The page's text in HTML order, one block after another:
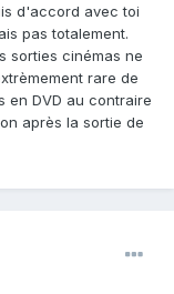
d'accord avec toi
pas totalement.
sorties cinémas ne
rare de
en DVD au contraire
après la sortie de